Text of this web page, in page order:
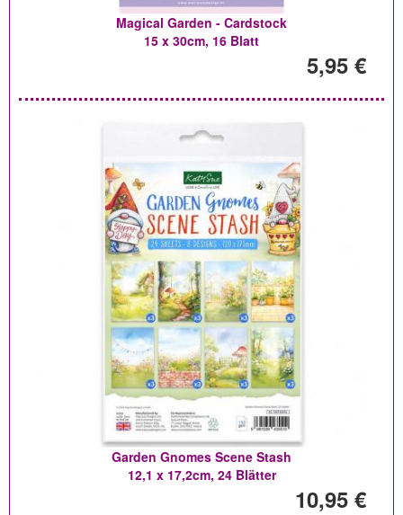
Magical Garden - Cardstock
15 x 30cm, 16 Blatt
5,95 €
Garden Gnomes Scene Stash
12,1 x 17,2cm, 24 Blätter
10,95 €